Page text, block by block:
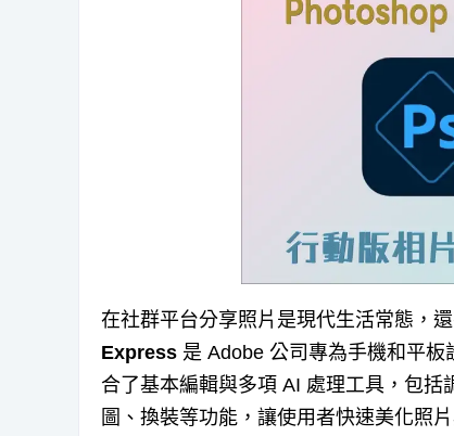
在社群平台分享照片是現代生活常態，
Express 是 Adobe 公司專為手機和平
合了基本編輯與多項 AI 處理工具，包
圖、換裝等功能，讓使用者快速美化照